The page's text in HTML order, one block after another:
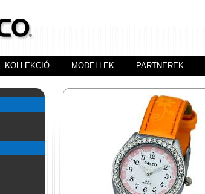
KOLLEKCIÓ MODELLEK PARTNEREK